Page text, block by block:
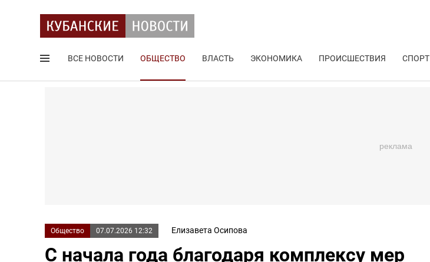
ВСЕ НОВОСТИ ОБЩЕСТВО ВЛАСТЬ ЭКОНОМИКА ПРОИСШЕСТВИЯ СПОРТ
Общество 07.07.2026 12:32 Елизавета Осипова
С начала года благодаря комплексу мер